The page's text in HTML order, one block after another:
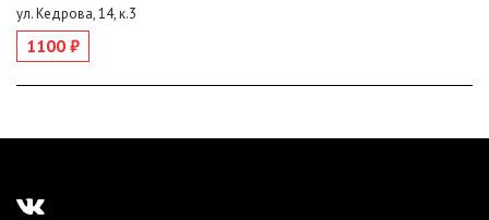
ул. Кедрова, 14, к.3
1100 ₽